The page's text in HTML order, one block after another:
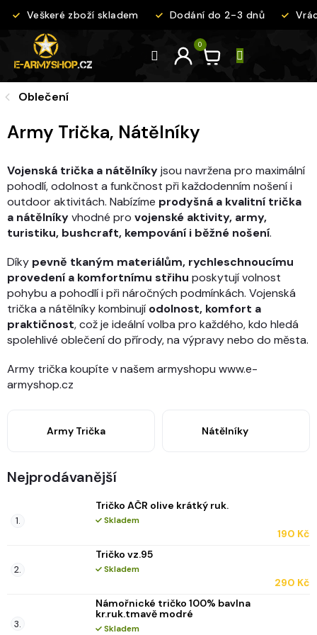
Veškeré zboží skladem Dodání do 2-3 dnů
Oblečení
Army Trička, Nátělníky
Vojenská trička a nátělníkyjsou navržena pro maximální
pohodlí, odolnost a funkčnost při každodenním nošení i
outdoor aktivitách. Nabízíme prodyšná a kvalitní trička
a nátělníkyvhodné pro vojenské aktivity, army,
turistiku, bushcraft, kempování i běžné nošení.
Díky pevně tkaným materiálům, rychleschnoucímu
provedení a komfortnímu střihu poskytují volnost
pohybu a pohodlí i při náročných podmínkách. Vojenská
trička a nátělníky kombinují odolnost, komfort a
praktičnost, což je ideální volba pro každého, kdo hledá
spolehlivé oblečení do přírody, na výpravy nebo do města.
Army trička koupíte v našem armyshopu www.e-
armyshop.cz
Army Trička Nátělníky
Nejprodávanější
Tričko AČR olive krátký ruk.
Skladem
190 Kč
Tričko vz.95
Skladem
290 Kč
Námořnické tričko 100% bavlna
kr.ruk.tmavě modré
Skladem